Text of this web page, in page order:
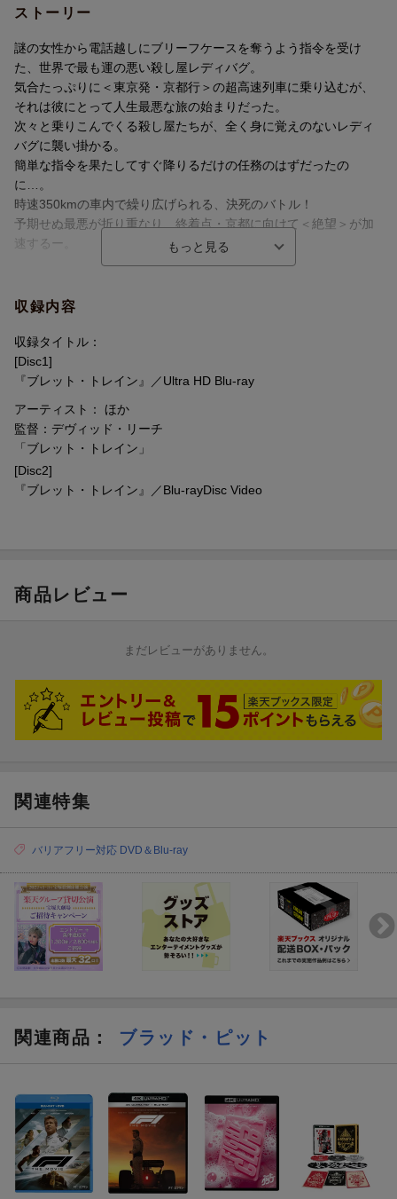
ストーリーのアクセントとなる停車駅には、品川・新横浜・静
載のストーリー設定。
超高速列車内という、日本独自の魅力満載の環境の中で次々と巻
き起こる殺人事件から目が離せない！
★個性豊かな豪華俳優陣が集結！あのハリウッド俳優の出演
も！？
主人公レディバグを演じるブラッド・ピットほか、彼に襲い掛か
るキャラ濃すぎの殺し屋たちには、アーロン・テイラー＝ジョン
ソン、真田広之など個性あふれる豪華俳優たちが登場。
レディバグに指令を出すマリア役はサンドラ・ブロックが出演。
★豪華声優陣による日本語吹替にも注目！
声優陣に加え、女優の山本 舞香もプリンス役で吹替初挑戦！
ブルーレイ2枚組（4K ULTRA HD本編ディスク／2Dブルーレイ本
編ディスク）
4K ULTRA HDにはドルビーアトモスを採用！バリアフリー日本語
NGシーン、撮影の舞台裏を描いたメイキングなど、28分の特典映
像を収録！
●本商品は本編映像にドルビービジョンを採用しております。
ドルビービジョンの特徴は従来の映像技術よりも、より明るい輝
ービジョン再生対応機器に加え、ドルビービジョン対応テレビが
＜ULTRA HD ブルーレイ＞
す。
●[4K ULTRA HDを高品質でお楽しみいただくために]
4K ULTRA HDは4K解像度・HDR(ハイダイナミックレンジ)・広色
R対応テレビでのご視聴をおすすめいたします。
ストーリー
謎の女性から電話越しにブリーフケースを奪うよう指令を受け
た、世界で最も運の悪い殺し屋レディバグ。
気合たっぷりに＜東京発・京都行＞の超高速列車に乗り込むが、
それは彼にとって人生最悪な旅の始まりだった。
次々と乗りこんでくる殺し屋たちが、全く身に覚えのないレディ
バグに襲い掛かる。
簡単な指令を果たしてすぐ降りるだけの任務のはずだったの
に…。
時速350kmの車内で繰り広げられる、決死のバトル！
予期せぬ最悪が折り重なり、終着点・京都に向けて＜絶望＞が加
速するー。
レディバグ：ブラッド・ピット（堀内 賢雄）
ミカン：アーロン・テイラー＝ジョンソン（津田 健次郎）
レモン：ブライアン・タイリー・ヘンリー（関 智一）
キムラ：アンドリュー・小路（阪口 周平）
ホワイト・デス：マイケル・シャノン（立川 三貴）
ウルフ：ベニート・A・マルティネス・オカシオ（木村 昴）
＜スタッフ＞
監督/製作：デヴィッド・リーチ
収録内容
収録タイトル：
[Disc1]
『ブレット・トレイン』／Ultra HD Blu-ray
アーティスト： ほか
監督：デヴィッド・リーチ
「ブレット・トレイン」
[Disc2]
『ブレット・トレイン』／Blu-rayDisc Video
商品レビュー
まだレビューがありません。
関連特集
バリアフリー対応 DVD＆Blu-ray
関連商品 ： ブラッド・ピット